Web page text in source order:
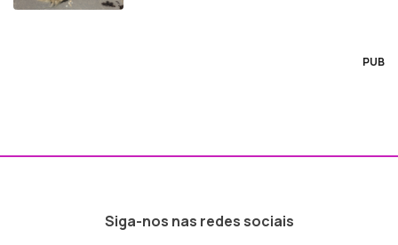
PUB
Siga-nos nas redes sociais